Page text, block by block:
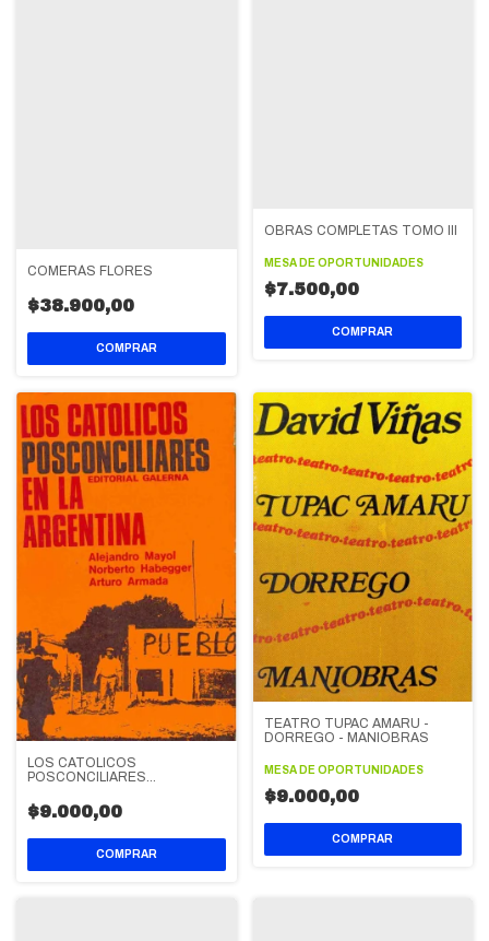
COMERÁS FLORES
$38.900,00
OBRAS COMPLETAS TOMO III
MESA DE OPORTUNIDADES
$7.500,00
LOS CATOLICOS
POSCONCILIARES
ARGENTINA
$9.000,00
TEATRO TUPAC AMARU -
DORREGO - MANIOBRAS
MESA DE OPORTUNIDADES
$9.000,00